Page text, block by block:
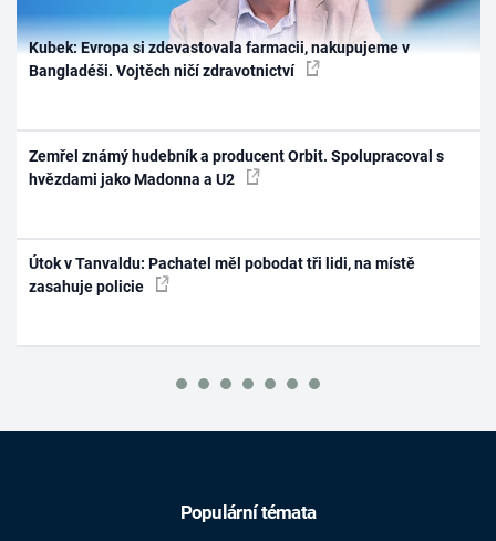
Kubek: Evropa si zdevastovala farmacii, nakupujeme v
Bangladéši. Vojtěch ničí zdravotnictví
Zemřel známý hudebník a producent Orbit. Spolupracoval s
hvězdami jako Madonna a U2
Útok v Tanvaldu: Pachatel měl pobodat tři lidi, na místě
zasahuje policie
Populární témata